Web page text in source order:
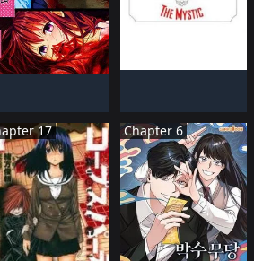
NHậT BảN
ĐANG TIếN HàNH
17 Chapter 6